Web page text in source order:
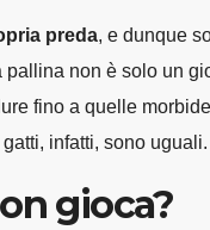
preda, e dunque
non è solo un
fino a quelle
infatti, sono uguali.
gioca?